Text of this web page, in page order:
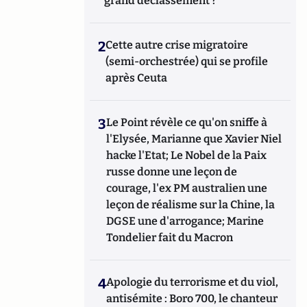
2Cette autre crise migratoire
(semi-orchestrée) qui se profile
après Ceuta
3Le Point révèle ce qu'on sniffe à
l'Elysée, Marianne que Xavier Niel
hacke l'Etat; Le Nobel de la Paix
russe donne une leçon de
courage, l'ex PM australien une
leçon de réalisme sur la Chine, la
DGSE une d'arrogance; Marine
Tondelier fait du Macron
4Apologie du terrorisme et du viol,
antisémite : Boro 700, le chanteur